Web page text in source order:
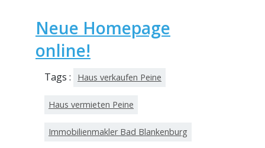
Neue Homepage
online!
Tags : Haus verkaufen Peine
Haus vermieten Peine
Immobilienmakler Bad Blankenburg